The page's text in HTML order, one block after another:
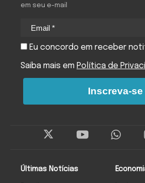
Últimas Notícias
em seu e-mail
Eu concordo em receber
Saiba mais em Política de
Inscreva-se